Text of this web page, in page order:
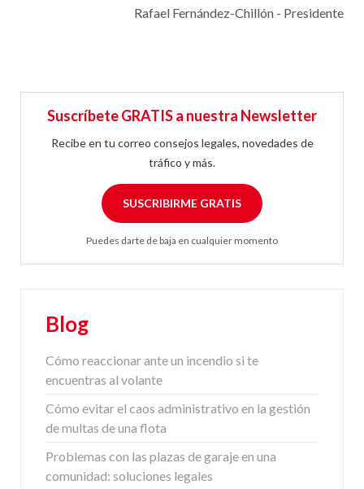
Rafael Fernández-Chillón - Presidente
Suscríbete GRATIS a nuestra Newsletter
Recibe en tu correo consejos legales, novedades de
tráfico y más.
SUSCRIBIRME GRATIS
Puedes darte de baja en cualquier momento
Blog
Cómo reaccionar ante un incendio si te
encuentras al volante
Cómo evitar el caos administrativo en la gestión
de multas de una flota
Problemas con las plazas de garaje en una
comunidad: soluciones legales